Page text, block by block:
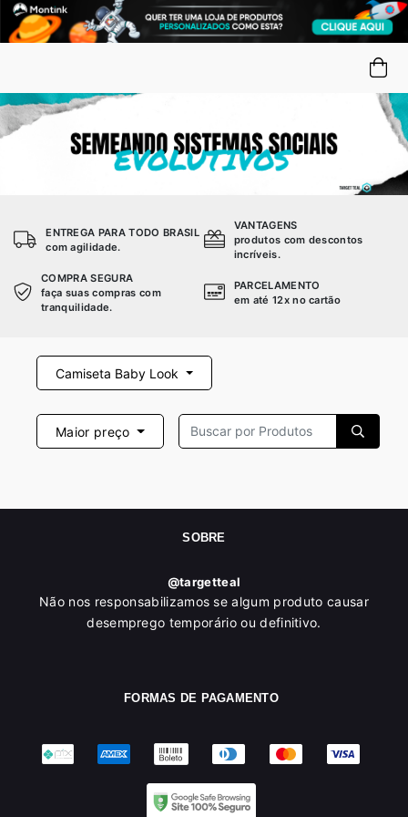
ENTREGA PARA TODO BRASIL
com agilidade.
VANTAGENS
produtos com descontos
incríveis.
COMPRA SEGURA
faça suas compras com
tranquilidade.
PARCELAMENTO
em até 12x no cartão
Camiseta Baby Look
Maior preço
SOBRE
@targetteal
Não nos responsabilizamos se algum produto causar
desemprego temporário ou definitivo.
FORMAS DE PAGAMENTO